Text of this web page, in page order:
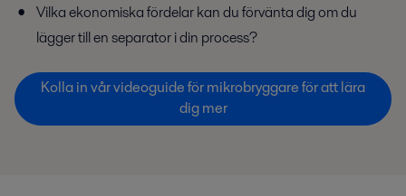
Vilka ekonomiska fördelar kan du förvänta dig om du
lägger till en separator i din process?
Kolla in vår videoguide för mikrobryggare för att lära
dig mer